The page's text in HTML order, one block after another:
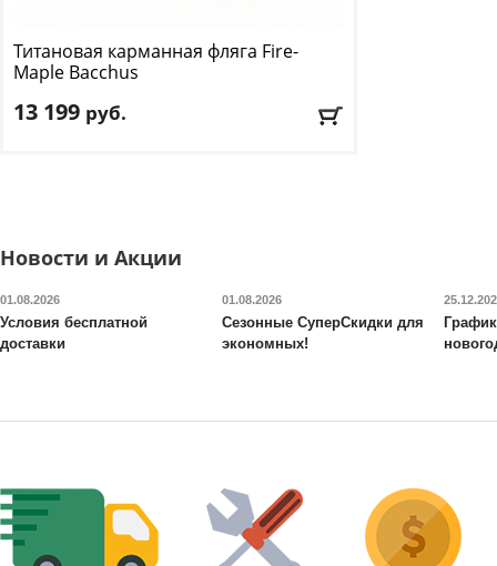
Титановая карманная фляга Fire-
Maple Bacchus
13 199 руб.
Новости и Акции
01.08.2026
Условия бесплатной
доставки
01.08.2026
Сезонные СуперСкидки для
экономных!